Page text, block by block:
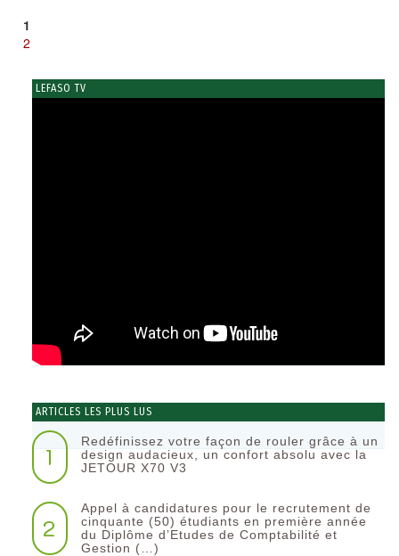
1
2
LEFASO TV
ARTICLES LES PLUS LUS
1
Redéfinissez votre façon de rouler grâce à un
design audacieux, un confort absolu avec la
JETOUR X70 V3
2
Appel à candidatures pour le recrutement de
cinquante (50) étudiants en première année
du Diplôme d’Etudes de Comptabilité et
Gestion (…)